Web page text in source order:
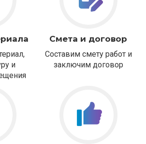
и
Смета и договор
Составим смету работ и
заключим договор